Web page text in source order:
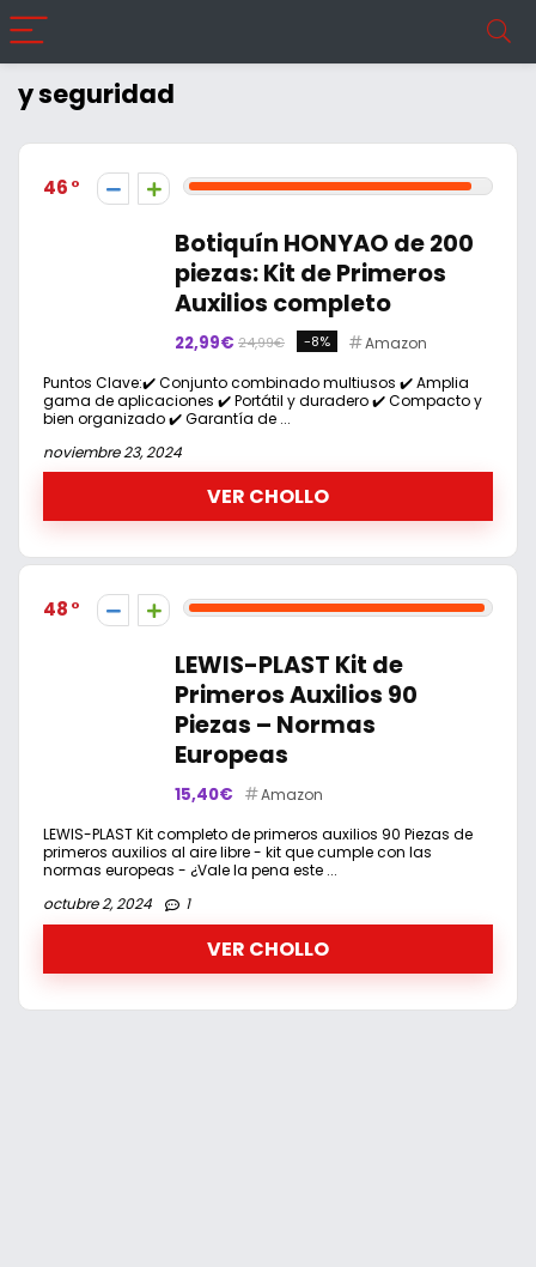
y seguridad
46
Botiquín HONYAO de 200
piezas: Kit de Primeros
Auxilios completo
22,99€ 24,99€ -8%
Amazon
Puntos Clave:✔️ Conjunto combinado multiusos ✔️ Amplia
gama de aplicaciones ✔️ Portátil y duradero ✔️ Compacto y
bien organizado ✔️ Garantía de ...
noviembre 23, 2024
VER CHOLLO
48
LEWIS-PLAST Kit de
Primeros Auxilios 90
Piezas – Normas
Europeas
15,40€
Amazon
LEWIS-PLAST Kit completo de primeros auxilios 90 Piezas de
primeros auxilios al aire libre - kit que cumple con las
normas europeas - ¿Vale la pena este ...
octubre 2, 2024
1
VER CHOLLO